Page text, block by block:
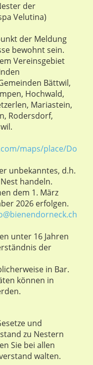
der
Velutina)
der Meldung
bewohnt sein.
Vereinsgebiet
Bättwil,
Hochwald,
Mariastein,
Rodersdorf,
maps/place/Do
unbekanntes, d.h.
handeln.
dem 1. März
2026 erfolgen.
unter 16 Jahren
der
in Bar.
können in
und
zu Nestern
Sie bei allen
walten.